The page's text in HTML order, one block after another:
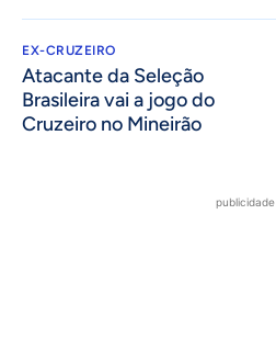
EX-CRUZEIRO
Atacante da Seleção
Brasileira vai a jogo do
Cruzeiro no Mineirão
publicidade